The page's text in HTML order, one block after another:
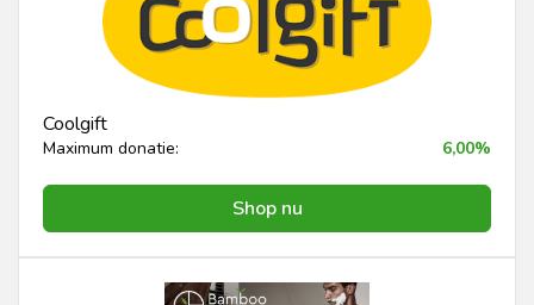
Coolgift
Maximum donatie: 6,00%
Shop nu